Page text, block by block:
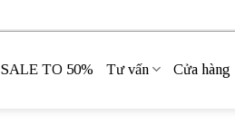
SALE TO 50% Tư vấn Cửa hàng